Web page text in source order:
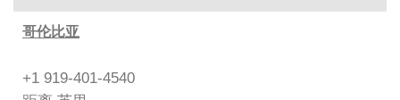
哥伦比亚
+1 919-401-4540